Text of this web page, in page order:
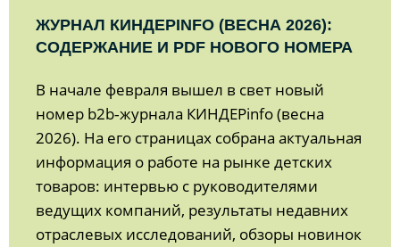
ЖУРНАЛ КИНДЕРINFO (ВЕСНА 2026):
СОДЕРЖАНИЕ И PDF НОВОГО НОМЕРА
В начале февраля вышел в свет новый
номер b2b‑журнала КИНДЕРinfo (весна
2026). На его страницах собрана актуальная
информация о работе на рынке детских
товаров: интервью с руководителями
ведущих компаний, результаты недавних
отраслевых исследований, обзоры новинок